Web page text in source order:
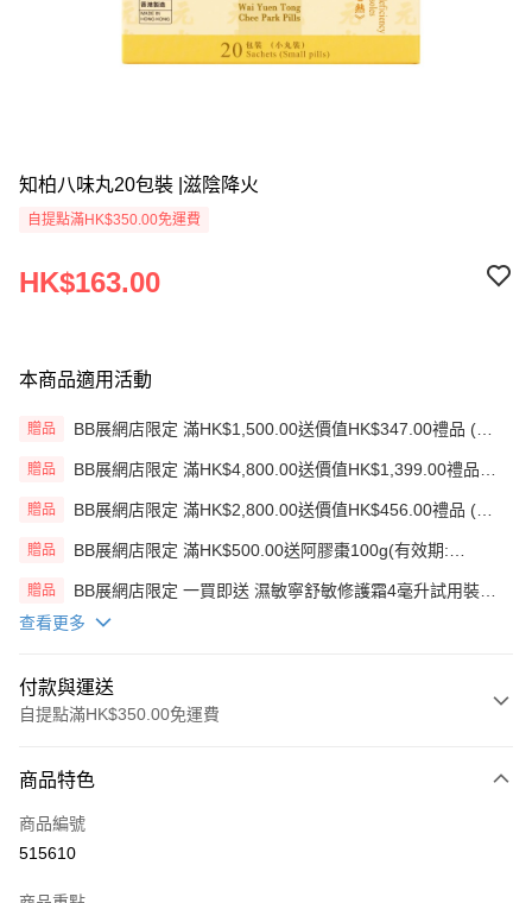
知柏八味丸20包裝 |滋陰降火
自提點滿HK$350.00免運費
HK$163.00
本商品適用活動
贈品
BB展網店限定 滿HK$1,500.00送價值HK$347.00禮品 (贈
贈品
BB展網店限定 滿HK$4,800.00送價值HK$1,399.00禮品
贈品
BB展網店限定 滿HK$2,800.00送價值HK$456.00禮品 (贈
贈品
BB展網店限定 滿HK$500.00送阿膠棗100g(有效期:
贈品
BB展網店限定 一買即送 濕敏寧舒敏修護霜4毫升試用裝
X2 包(贈品)(送完即止)
查看更多
付款與運送
自提點滿HK$350.00免運費
信用卡
AlipayHK
商品特色
商品編號
515610